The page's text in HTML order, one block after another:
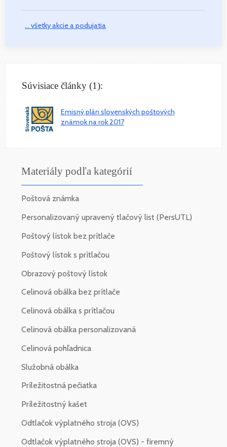
... všetky akcie a podujatia
Súvisiace články (1):
Emisný plán slovenských poštových
známok na rok 2017
Materiály podľa kategórií
Poštová známka
Personalizovaný upravený tlačový list (PersUTL)
Poštový lístok bez prítlače
Poštový lístok s prítlačou
Obrazový poštový lístok
Celinová obálka bez prítlače
Celinová obálka s prítlačou
Celinová obálka personalizovaná
Celinová pohľadnica
Služobná obálka
Príležitostná pečiatka
Príležitostný kašet
Odtlačok výplatného stroja (OVS)
Odtlačok výplatného stroja (OVS) - firemný